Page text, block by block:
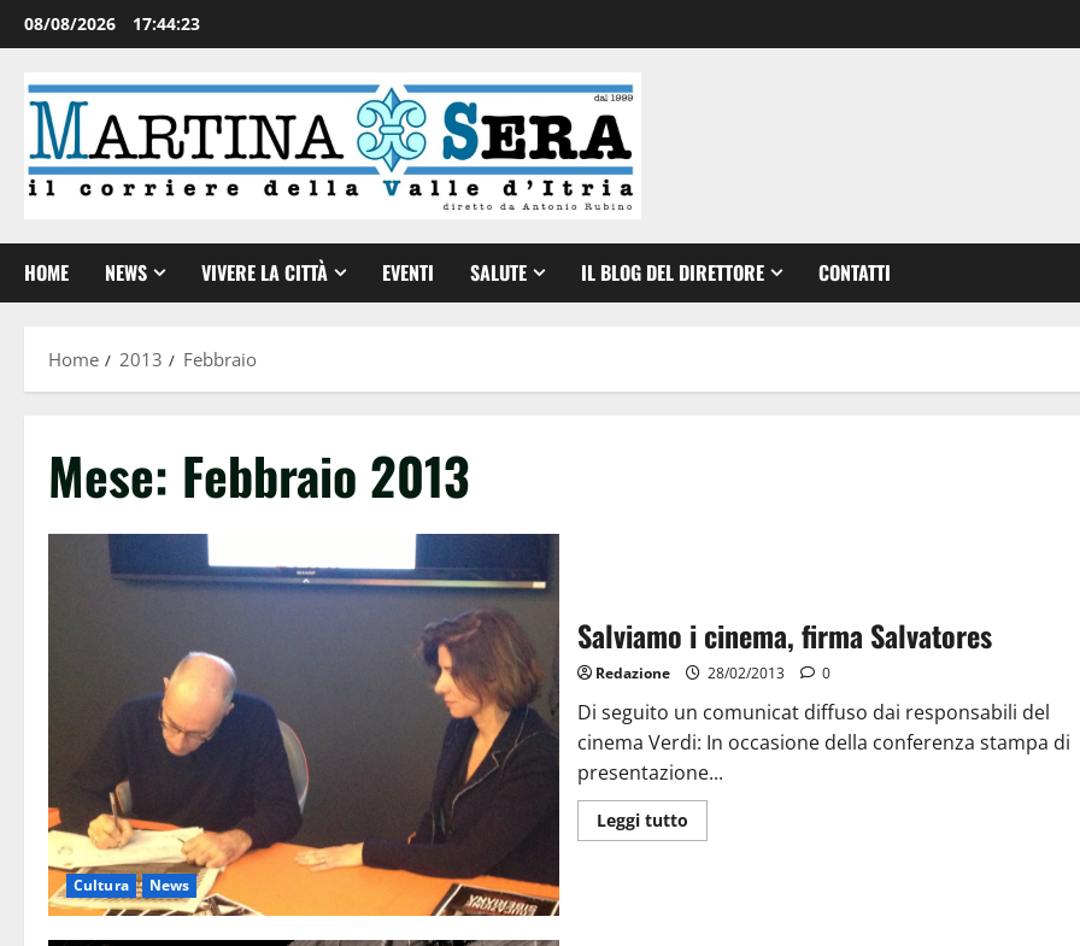
08/08/2026 17:44:24
HOME NEWS VIVERE LA CITTÀ EVENTI SALUTE IL BLOG DEL DIRETTORE CONTATTI
Home 2013 Febbraio
Mese: Febbraio 2013
Cultura News
Salviamo i cinema, firma Salvatores
Redazione 28/02/2013 0
Di seguito un comunicat diffuso dai responsabili del
cinema Verdi: In occasione della conferenza stampa di
presentazione...
Leggi tutto